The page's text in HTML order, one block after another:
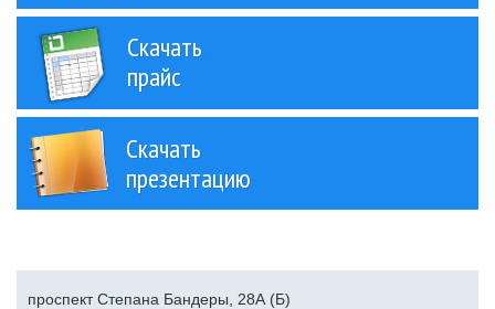
Скачать
прайс
Скачать
презентацию
проспект Степана Бандеры, 28А (Б)